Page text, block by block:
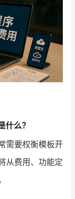
么？
需要权衡模板开
从费用、功能定